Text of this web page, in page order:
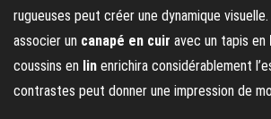
rugueuses peut créer une dynamique
associer un canapé en cuir avec un tapis en
coussins en lin enrichira considérablement
contrastes peut donner une impression de